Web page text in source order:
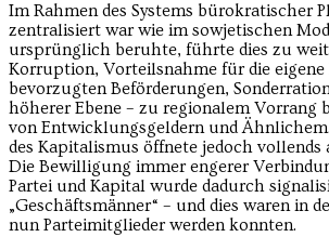
Im Rahmen des Systems bürokratischer
zentralisiert war wie im sowjetischen
ursprünglich beruhte, führte dies zu
Korruption, Vorteilsnahme für die eigene
bevorzugten Beförderungen,
höherer Ebene – zu regionalem Vorrang
von Entwicklungsgeldern und
des Kapitalismus öffnete jedoch vollends
Die Bewilligung immer engerer
Partei und Kapital wurde dadurch
„Geschäftsmänner“ – und dies waren in
nun Parteimitglieder werden konnten.